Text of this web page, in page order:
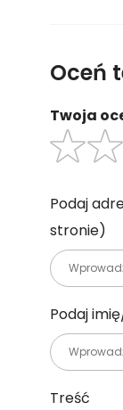
Oceń
Twoja
Podaj
stronie)
Podaj
Treść